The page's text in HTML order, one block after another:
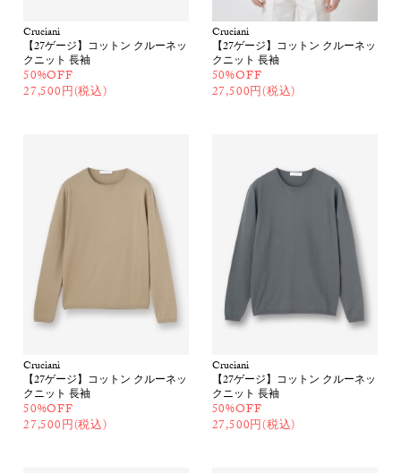
Cruciani
【27ゲージ】コットン クルーネッ
クニット 長袖
50%OFF
27,500円(税込)
Cruciani
【27ゲージ】コットン クルーネッ
クニット 長袖
50%OFF
27,500円(税込)
Cruciani
【27ゲージ】コットン クルーネッ
クニット 長袖
50%OFF
27,500円(税込)
Cruciani
【27ゲージ】コットン クルーネッ
クニット 長袖
50%OFF
27,500円(税込)